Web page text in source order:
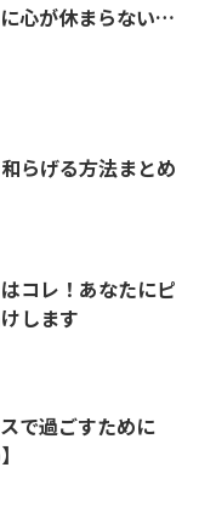
心が休まらない…
らげる方法まとめ
コレ！あなたにピ
します
で過ごすために